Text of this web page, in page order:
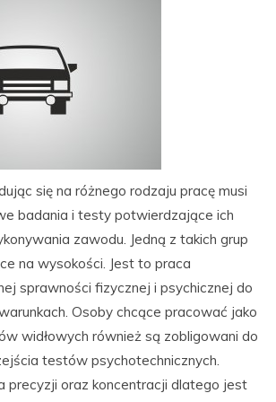
się na różnego rodzaju pracę musi
badania i testy potwierdzające ich
zawodu. Jedną z takich grup
na wysokości. Jest to praca
sprawności fizycznej i psychicznej do
Osoby chcące pracować jako
widłowych również są zobligowani do
testów psychotechnicznych.
precyzji oraz koncentracji dlatego jest